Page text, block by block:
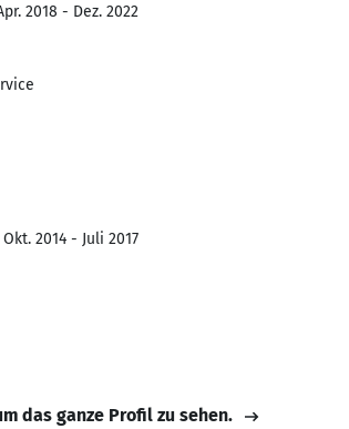
2018 - Dez. 2022
2014 - Juli 2017
das ganze Profil zu sehen.